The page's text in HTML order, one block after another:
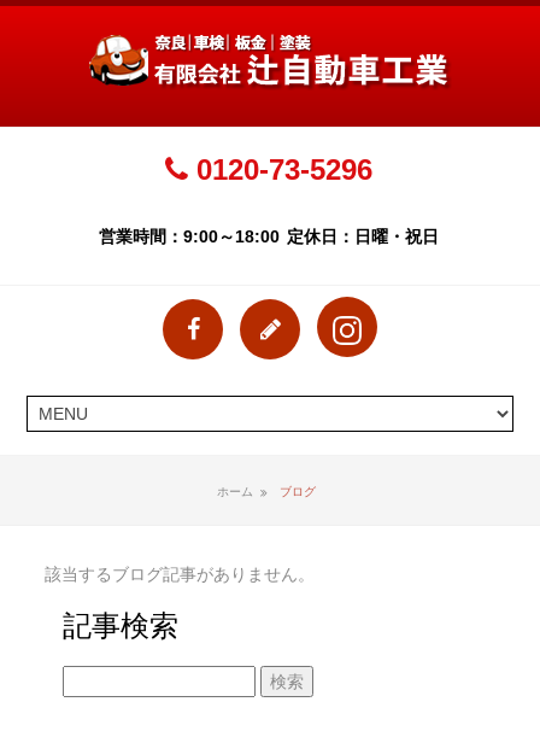
0120-73-5296
営業時間：9:00～18:00 定休日：日曜・祝日
ホーム ブログ
該当するブログ記事がありません。
記事検索